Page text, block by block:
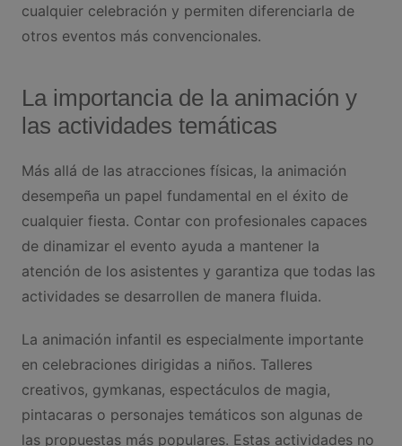
cualquier celebración y permiten diferenciarla de
otros eventos más convencionales.
La importancia de la animación y
las actividades temáticas
Más allá de las atracciones físicas, la animación
desempeña un papel fundamental en el éxito de
cualquier fiesta. Contar con profesionales capaces
de dinamizar el evento ayuda a mantener la
atención de los asistentes y garantiza que todas las
actividades se desarrollen de manera fluida.
La animación infantil es especialmente importante
en celebraciones dirigidas a niños. Talleres
creativos, gymkanas, espectáculos de magia,
pintacaras o personajes temáticos son algunas de
las propuestas más populares. Estas actividades no